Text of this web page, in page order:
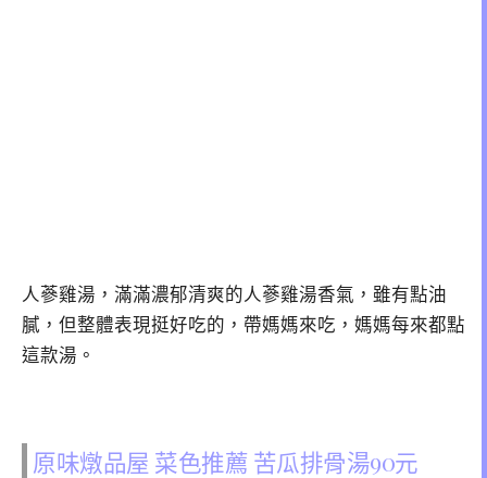
人蔘雞湯，滿滿濃郁清爽的人蔘雞湯香氣，雖有點油
膩，但整體表現挺好吃的，帶媽媽來吃，媽媽每來都點
這款湯。
原味燉品屋 菜色推薦 苦瓜排骨湯90元